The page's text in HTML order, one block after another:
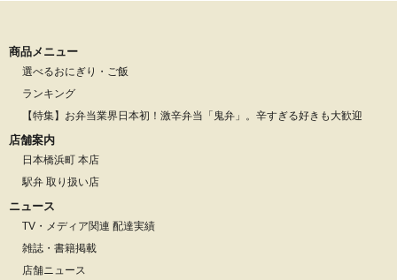
商品メニュー
選べるおにぎり・ご飯
ランキング
【特集】お弁当業界日本初！激辛弁当「鬼弁」。辛すぎる好きも大歓迎
店舗案内
日本橋浜町 本店
駅弁 取り扱い店
ニュース
TV・メディア関連 配達実績
雑誌・書籍掲載
店舗ニュース